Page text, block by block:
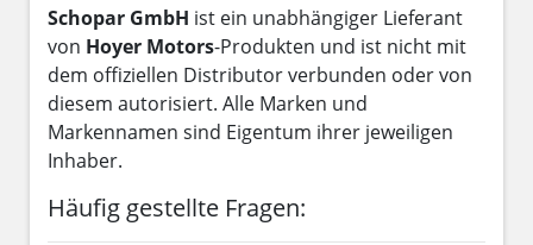
Schopar GmbH ist ein unabhängiger Lieferant
von Hoyer Motors-Produkten und ist nicht mit
dem offiziellen Distributor verbunden oder von
diesem autorisiert. Alle Marken und
Markennamen sind Eigentum ihrer jeweiligen
Inhaber.
Häufig gestellte Fragen: